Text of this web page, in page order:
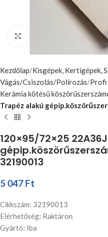
Nagyításhoz kattints ide
Kezdőlap Kisgépek, Kertigépek,
Vágás/Csiszolás/Polírozás Profi
Kerámia kötésű
Trapéz alakú
120×95/72×25
32190013
5 047 Ft
Cikkszám: 32190013
Elérhetőség: Raktáron
Gyártó: Iba